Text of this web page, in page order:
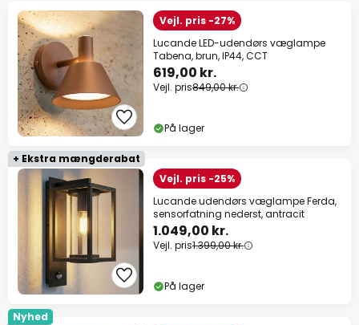
Vejl. pris -27%
Lucande LED-udendørs væglampe
Tabena, brun, IP44, CCT
619,00 kr.
Vejl. pris849,00 kr.
På lager
+ Ekstra mængderabat
Vejl. pris -25%
Lucande udendørs væglampe Ferda,
sensorfatning nederst, antracit
1.049,00 kr.
Vejl. pris1.399,00 kr.
På lager
Nyhed